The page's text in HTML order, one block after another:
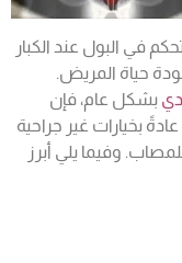
في البول عند الكبار
حياة المريض.
بشكل عام، فإن
بخيارات غير جراحية
وفيما يلي أبرز